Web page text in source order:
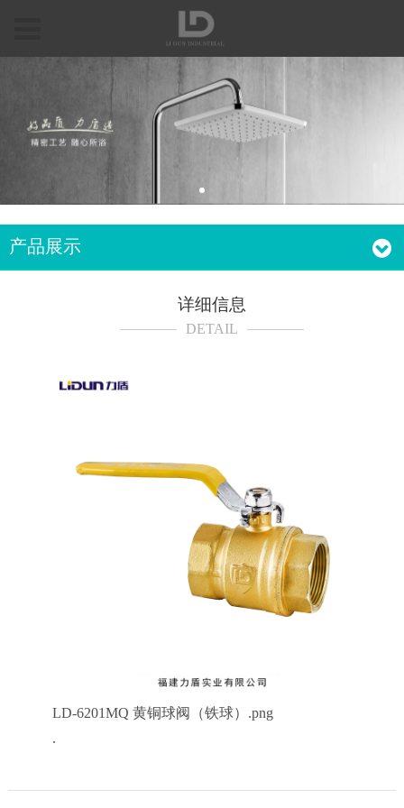
产品展示
详细信息
DETAIL
LD-6201MQ 黄铜球阀（铁球）.png
.